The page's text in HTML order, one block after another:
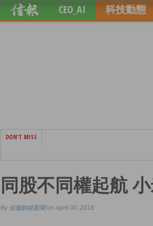
CEO_AI 科技動態
DON'T MISS
同股不同權起航
By 信報財經新聞on April 30, 2018